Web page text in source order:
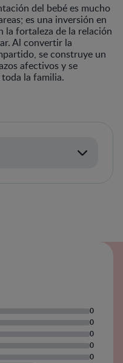
del bebé es mucho
es una inversión en
la fortaleza de la relación
Al convertir la
se construye un
afectivos y se
la familia.
0
0
0
0
0